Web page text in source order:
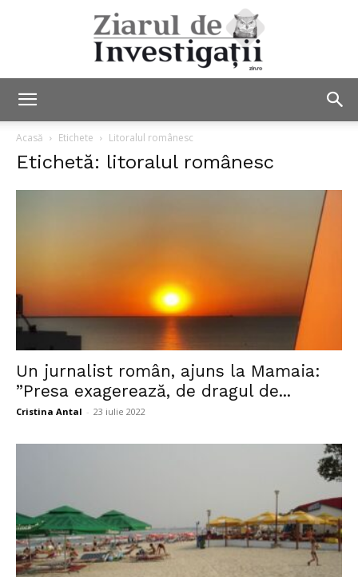
Acasă Etichete Litoralul românesc
Etichetă: litoralul românesc
Un jurnalist român, ajuns la Mamaia:
”Presa exagerează, de dragul de...
Cristina Antal - 23 iulie 2022